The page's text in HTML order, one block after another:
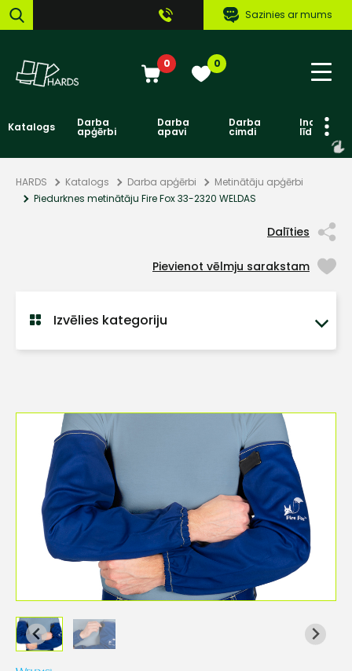
Sazinies ar mums
0 0
Katalogs Darba
apģērbi
Darba
apavi
Darba
cimdi līdzekļi
HARDS Katalogs Darba apģērbi
Metinātāju apģērbi
Piedurknes metinātāju Fire Fox 33-2320 WELDAS
Dalīties
Pievienot vēlmju sarakstam
Izvēlies kategoriju